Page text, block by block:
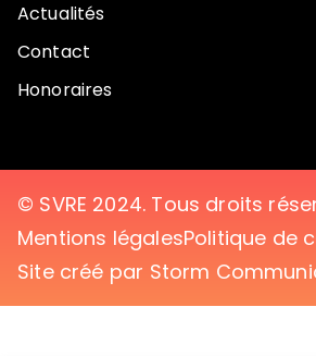
Actualités
Contact
Honoraires
© SVRE 2024. Tous droits
Mentions légalesPolitique de
Site créé par Storm